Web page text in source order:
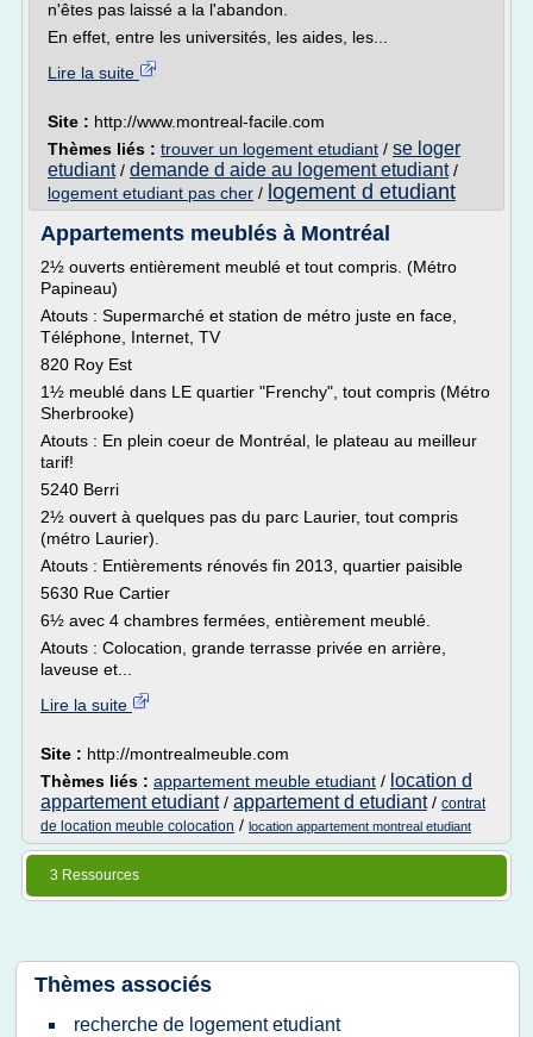
n'êtes pas laissé a la l'abandon.
En effet, entre les universités, les aides, les...
Lire la suite
Site : http://www.montreal-facile.com
Thèmes liés : trouver un logement etudiant / se loger
etudiant/ demande d aide au logement etudiant/
logement etudiant pas cher / logement d etudiant
Appartements meublés à Montréal
2½ ouverts entièrement meublé et tout compris. (Métro
Papineau)
Atouts : Supermarché et station de métro juste en face,
Téléphone, Internet, TV
820 Roy Est
1½ meublé dans LE quartier "Frenchy", tout compris (Métro
Sherbrooke)
Atouts : En plein coeur de Montréal, le plateau au meilleur
tarif!
5240 Berri
2½ ouvert à quelques pas du parc Laurier, tout compris
(métro Laurier).
Atouts : Entièrements rénovés fin 2013, quartier paisible
5630 Rue Cartier
6½ avec 4 chambres fermées, entièrement meublé.
Atouts : Colocation, grande terrasse privée en arrière,
laveuse et...
Lire la suite
Site : http://montrealmeuble.com
Thèmes liés : appartement meuble etudiant / location d
appartement etudiant/ appartement d etudiant/ contrat
de location meuble colocation / location appartement montreal etudiant
3 Ressources
Thèmes associés
recherche de logement etudiant